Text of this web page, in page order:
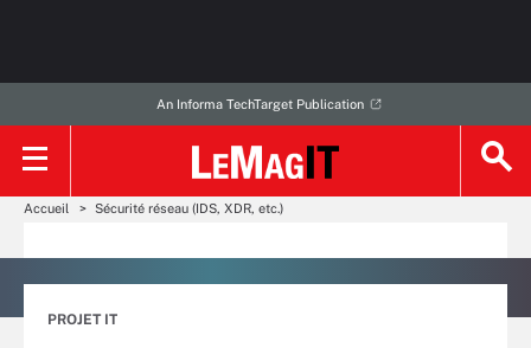
An Informa TechTarget Publication
Accueil Sécurité réseau (IDS, XDR, etc.)
PROJET IT